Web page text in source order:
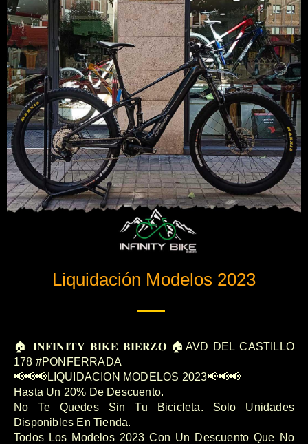
Liquidación Modelos 2023
🏠 𝐈𝐍𝐅𝐈𝐍𝐈𝐓𝐘 𝐁𝐈𝐊𝐄 𝐁𝐈𝐄𝐑𝐙𝐎 🏠AVD DEL CASTILLO
178 #PONFERRADA
📢📢📢LIQUIDACION MODELOS 2023📢📢📢
Hasta Un 20% De Descuento.
No Te Quedes Sin Tu Bicicleta. Solo Unidades
Disponibles En Tienda.
Todos Los Modelos 2023 Con Un Descuento Que No